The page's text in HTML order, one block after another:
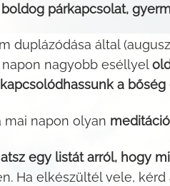
párkapcsolat,
duplázódása által
napon nagyobb eséllyel
kapcsolódhassunk a
mai napon olyan
egy listát arról, hogy
Ha elkészültél vele,